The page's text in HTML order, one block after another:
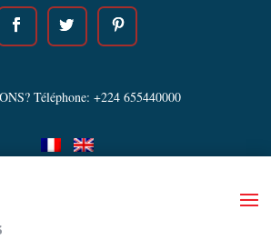
Téléphone: +224 655440000